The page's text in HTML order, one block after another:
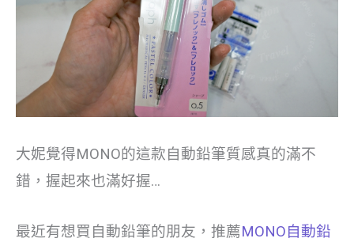
大妮覺得MONO的這款自動鉛筆質感真的滿不
錯，握起來也滿好握…
最近有想買自動鉛筆的朋友，推薦MONO自動鉛